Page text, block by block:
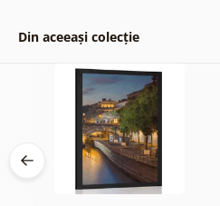
Din aceeași colecție